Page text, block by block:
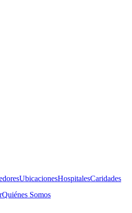
UbicacionesHospitalesCaridades
Quiénes Somos